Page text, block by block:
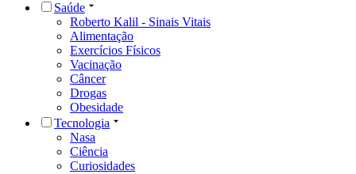
Saúde
Roberto Kalil - Sinais Vitais
Alimentação
Exercícios Físicos
Vacinação
Câncer
Drogas
Obesidade
Tecnologia
Nasa
Ciência
Curiosidades